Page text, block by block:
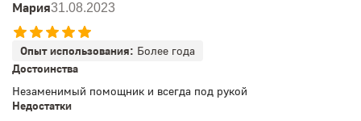
Мария31.08.2023
Опыт использования: Более года
Достоинства
Незаменимый помощник и всегда под рукой
Недостатки